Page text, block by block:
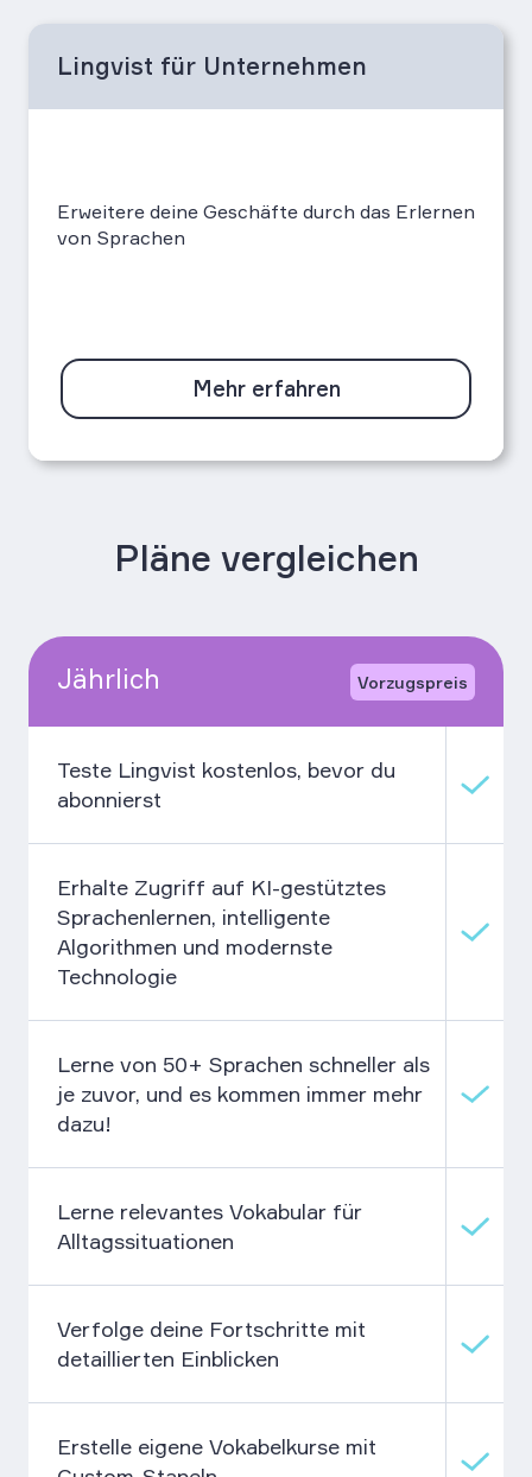
Lingvist für Unternehmen
Erweitere deine Geschäfte durch das Erlernen
von Sprachen
Mehr erfahren
Pläne vergleichen
Jährlich Vorzugspreis
Teste Lingvist kostenlos, bevor du
abonnierst
Erhalte Zugriff auf KI-gestütztes
Sprachenlernen, intelligente
Algorithmen und modernste
Technologie
Lerne von 50+ Sprachen schneller als
je zuvor, und es kommen immer mehr
dazu!
Lerne relevantes Vokabular für
Alltagssituationen
Verfolge deine Fortschritte mit
detaillierten Einblicken
Erstelle eigene Vokabelkurse mit